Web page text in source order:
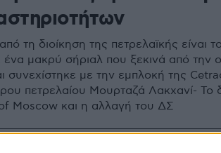
τη διοίκηση της πετρελαϊκής είναι
ένα μακρύ σήριαλ που ξεκινά από την
συνεχίστηκε με την εμπλοκή της
πετρελαίου Μουρταζά Λακχανί- Το
Moscow και η αλλαγή του ΔΣ